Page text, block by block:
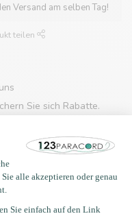
Versand am selben Tag!
teilen
Sie sich Rabatte.
150 €